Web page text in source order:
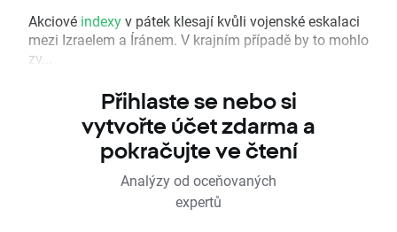
Akciové indexyv pátek klesají kvůli vojenské eskalaci
mezi Izraelem a Íránem. V krajním případě by to mohlo
zv...
Přihlaste se nebo si
vytvořte účet zdarma a
pokračujte ve čtení
Analýzy od oceňovaných
expertů